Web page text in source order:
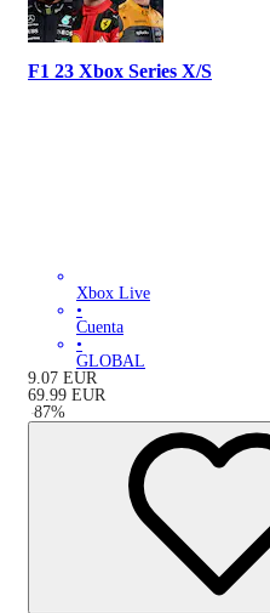
F1 23 Xbox Series X/S
Xbox Live
•
Cuenta
•
GLOBAL
9.07 EUR
69.99 EUR
-87%